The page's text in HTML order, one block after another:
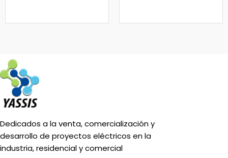
Dedicados a la venta, comercialización y
desarrollo de proyectos eléctricos en la
industria, residencial y comercial